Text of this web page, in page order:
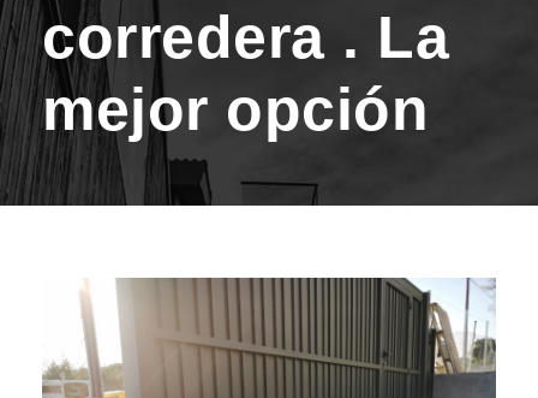
corredera . La
mejor opción